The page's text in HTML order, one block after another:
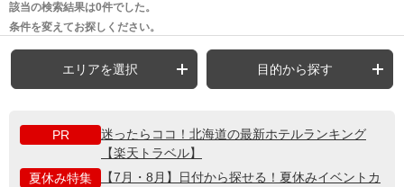
該当の検索結果は0件でした。
条件を変えてお探しください。
エリアを選択 目的から探す
PR
迷ったらココ！北海道の最新ホテルランキング
【楽天トラベル】
夏休み特集
【7月・8月】日付から探せる！夏休みイベントカ